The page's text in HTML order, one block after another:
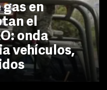
gas en
el
onda
vehículos,